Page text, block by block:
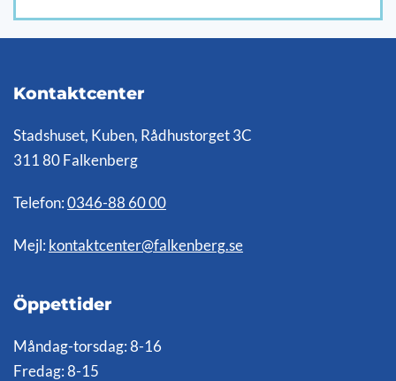
Kontaktcenter
Stadshuset, Kuben, Rådhustorget 3C
311 80 Falkenberg
Telefon: 0346-88 60 00
Mejl: kontaktcenter@falkenberg.se
Öppettider
Måndag-torsdag: 8-16
Fredag: 8-15